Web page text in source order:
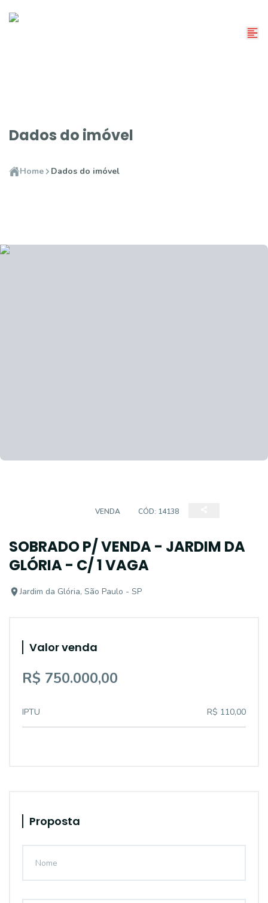
Dados do imóvel
Home Dados do imóvel
VENDA CÓD: 14138
SOBRADO P/ VENDA - JARDIM DA
GLÓRIA - C/ 1 VAGA
Jardim da Glória, São Paulo - SP
Valor venda
R$ 750.000,00
IPTU R$ 110,00
Proposta